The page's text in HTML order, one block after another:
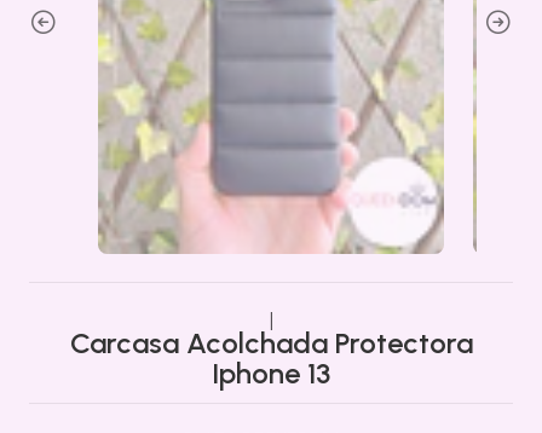
Carcasa Acolchada Protectora
Iphone 13